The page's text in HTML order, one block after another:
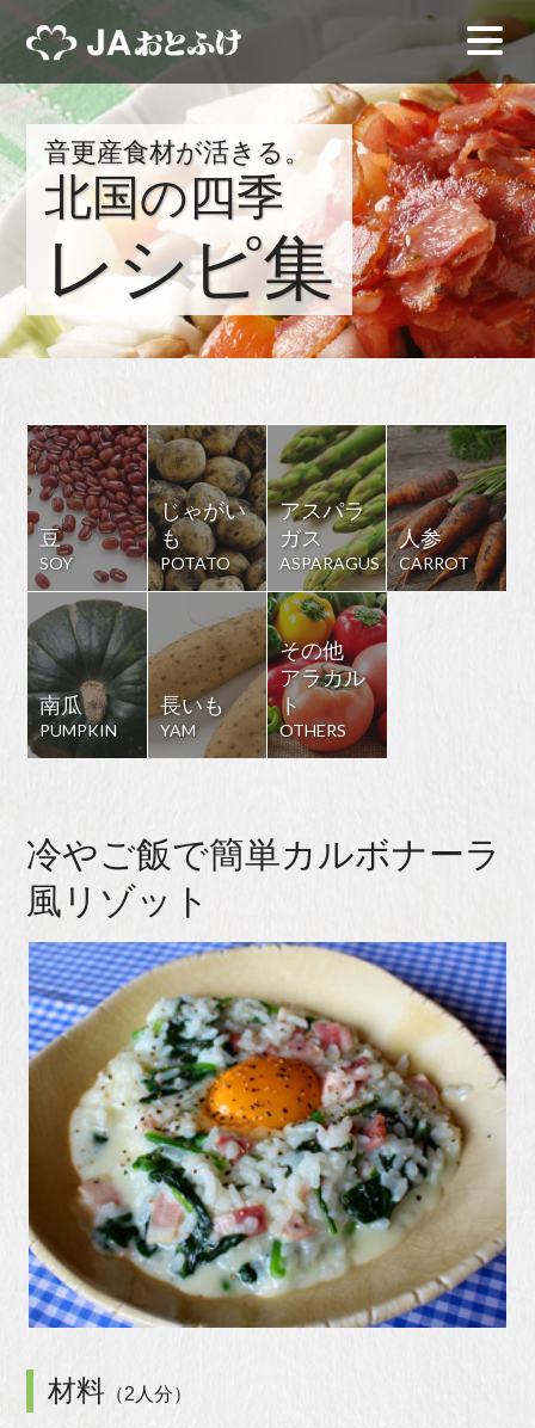
音更産食材が活きる。
北国の四季
レシピ集
豆
SOY
じゃがい
も
POTATO
アスパラ
ガス
ASPARAGUS
人参
CARROT
南瓜
PUMPKIN
長いも
YAM
その他
アラカル
ト
OTHERS
冷やご飯で簡単カルボナーラ
風リゾット
材料 （2人分）